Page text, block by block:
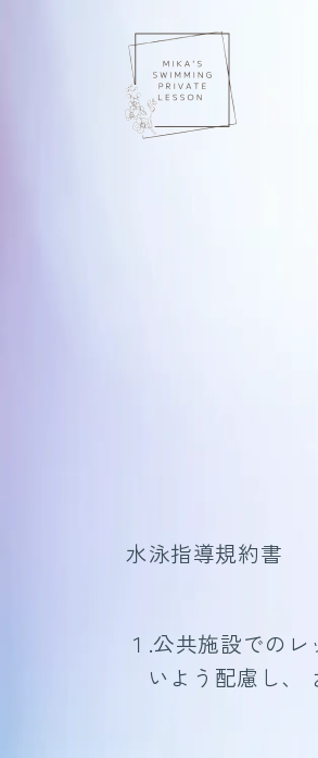
水泳指導規約書
１.公共施設での
いよう配慮し、